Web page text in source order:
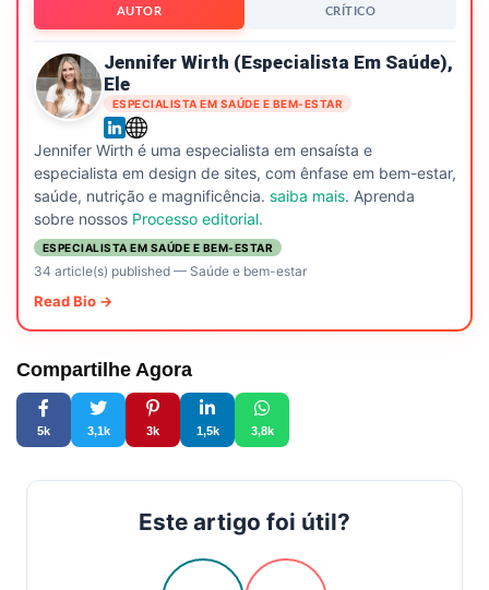
AUTOR CRÍTICO
Jennifer Wirth (especialista Em Saúde),
Ele
ESPECIALISTA EM SAÚDE E BEM-ESTAR
Jennifer Wirth é uma especialista em ensaísta e
especialista em design de sites, com ênfase em bem-estar,
saúde, nutrição e magnificência. saiba mais. Aprenda
sobre nossos Processo editorial.
ESPECIALISTA EM SAÚDE E BEM-ESTAR
34 article(s) published— Saúde e bem-estar
Read Bio →
Compartilhe Agora
5k 3,1k 3k 1,5k 3,8k
Este artigo foi útil?